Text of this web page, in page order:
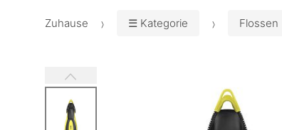
Zuhause ☰ Kategorie Flossen